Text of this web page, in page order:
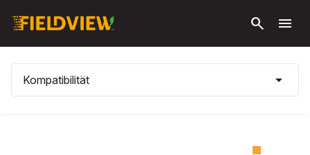
search menu
Kompatibilität arrow_drop_down